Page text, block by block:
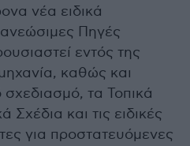
νέα ειδικά
Πηγές
εντός της
καθώς και
τα Τοπικά
Σχέδια και τις ειδικές
για προστατευόμενες